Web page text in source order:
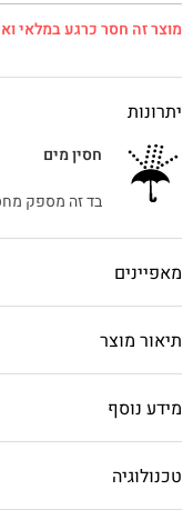
מוצר זה חסר כרגע במלאי
יתרונות
חסין מים
בד זה מספק
מאפיינים
תיאור מוצר
מידע נוסף
טכנולוגיה